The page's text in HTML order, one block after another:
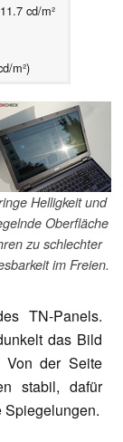
cd/m²
m²)
Helligkeit und
Oberfläche
zu schlechter
im Freien.
TN-Panels.
das Bild
Von der Seite
stabil, dafür